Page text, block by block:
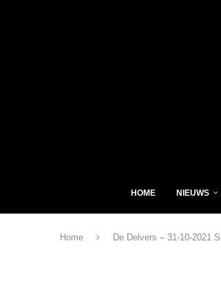
HOME NIEUWS
Home De Delvers – 31-10-2021